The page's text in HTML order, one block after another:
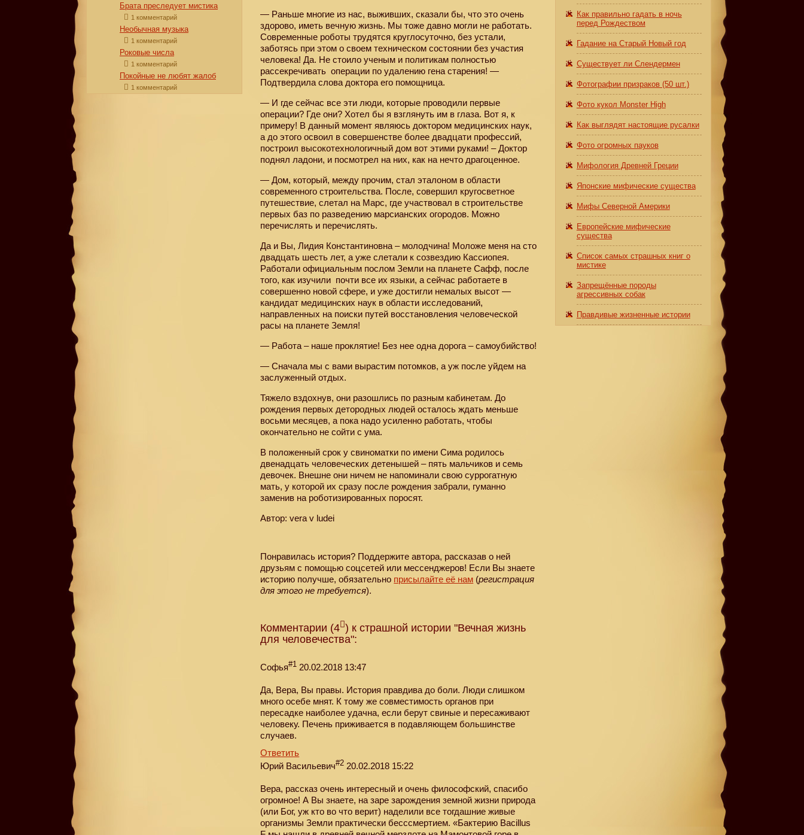
— Раньше многие из нас, выживших, сказали бы, что это очень
здорово, иметь вечную жизнь. Мы тоже давно могли не работать.
Современные роботы трудятся круглосуточно, без устали,
заботясь при этом о своем техническом состоянии без участия
человека! Да. Не стоило ученым и политикам полностью
рассекречивать операции по удалению гена старения! —
Подтвердила слова доктора его помощница.
— И где сейчас все эти люди, которые проводили первые
операции? Где они? Хотел бы я взглянуть им в глаза. Вот я, к
примеру! В данный момент являюсь доктором медицинских наук,
а до этого освоил в совершенстве более двадцати профессий,
построил высокотехнологичный дом вот этими руками! – Доктор
поднял ладони, и посмотрел на них, как на нечто драгоценное.
— Дом, который, между прочим, стал эталоном в области
современного строительства. После, совершил кругосветное
путешествие, слетал на Марс, где участвовал в строительстве
первых баз по разведению марсианских огородов. Можно
перечислять и перечислять.
Да и Вы, Лидия Константиновна – молодчина! Моложе меня на сто
двадцать шесть лет, а уже слетали к созвездию Кассиопея.
Работали официальным послом Земли на планете Сафф, после
того, как изучили почти все их языки, а сейчас работаете в
совершенно новой сфере, и уже достигли немалых высот —
кандидат медицинских наук в области исследований,
направленных на поиски путей восстановления человеческой
расы на планете Земля!
— Работа – наше проклятие! Без нее одна дорога – самоубийство!
— Сначала мы с вами вырастим потомков, а уж после уйдем на
заслуженный отдых.
Тяжело вздохнув, они разошлись по разным кабинетам. До
рождения первых детородных людей осталось ждать меньше
восьми месяцев, а пока надо усиленно работать, чтобы
окончательно не сойти с ума.
В положенный срок у свиноматки по имени Сима родилось
двенадцать человеческих детенышей – пять мальчиков и семь
девочек. Внешне они ничем не напоминали свою суррогатную
мать, у которой их сразу после рождения забрали, гуманно
заменив на роботизированных поросят.
Автор: vera v ludei
Понравилась история? Поддержите автора, рассказав о ней
друзьям с помощью соцсетей или мессенджеров! Если Вы знаете
историю получше, обязательно присылайте её нам (регистрация
для этого не требуется).
Комментарии (4 ) к страшной истории "Вечная жизнь
для человечества":
Софья#1 20.02.2018 13:47
Да, Вера, Вы правы. История правдива до боли. Люди слишком
много осебе мнят. К тому же совместимость органов при
пересадке наиболее удачна, если берут свиные и пересаживают
человеку. Печень приживается в подавляющем большинстве
случаев.
Ответить
Юрий Васильевич#2 20.02.2018 15:22
Вера, рассказ очень интересный и очень философский, спасибо
огромное! А Вы знаете, на заре зарождения земной жизни природа
(или Бог, уж кто во что верит) наделили все тогдашние живые
организмы Земли практически бесссмертием. «Бактерию Bacillus
Брата преследует мистика
1 комментарий
Необычная музыка
1 комментарий
Роковые числа
1 комментарий
Покойные не любят жалоб
1 комментарий
Как правильно гадать в ночь
перед Рождеством
Гадание на Старый Новый год
Существует ли Слендермен
Фотографии призраков (50 шт.)
Фото кукол Monster High
Как выглядят настоящие русалки
Фото огромных пауков
Мифология Древней Греции
Японские мифические существа
Мифы Северной Америки
Европейские мифические
существа
Список самых страшных книг о
мистике
Запрещённые породы
агрессивных собак
Правдивые жизненные истории